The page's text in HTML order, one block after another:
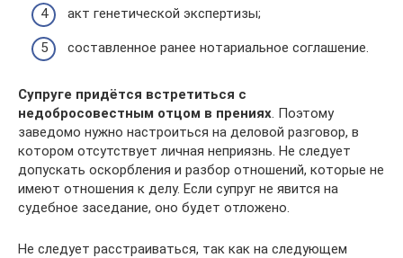
акт генетической экспертизы;
составленное ранее нотариальное соглашение.
Супруге придётся встретиться с
недобросовестным отцом в прениях. Поэтому
заведомо нужно настроиться на деловой разговор, в
котором отсутствует личная неприязнь. Не следует
допускать оскорбления и разбор отношений, которые не
имеют отношения к делу. Если супруг не явится на
судебное заседание, оно будет отложено.
Не следует расстраиваться, так как на следующем